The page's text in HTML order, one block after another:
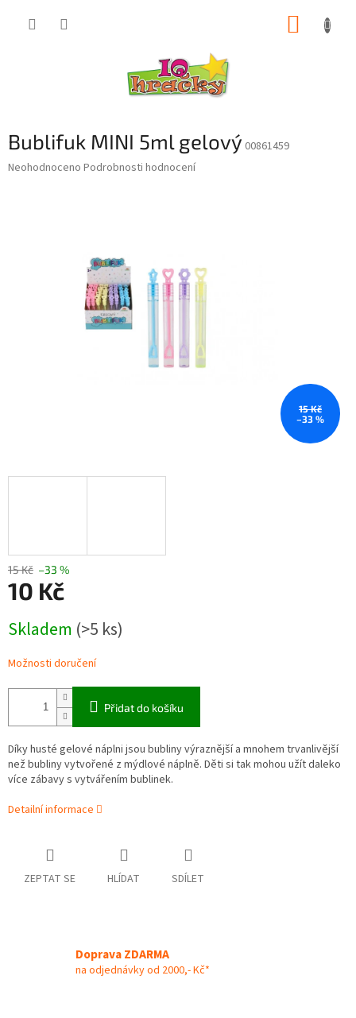
Bublifuk MINI 5ml gelový 00861459
Průměrné
Neohodnoceno Podrobnosti hodnocení
15 Kč
–33 %
15 Kč –33 %
10 Kč
cena:
Skladem (>5 ks)
Možnosti doručení
Přidat do košíku
Díky husté gelové náplni jsou bubliny výraznější a mnohem trvanlivější
než bubliny vytvořené z mýdlové náplně. Děti si tak mohou užít daleko
více zábavy s vytvářením bublinek.
Detailní informace
ZEPTAT SE HLÍDAT SDÍLET
Doprava ZDARMA
na odjednávky od 2000,- Kč*